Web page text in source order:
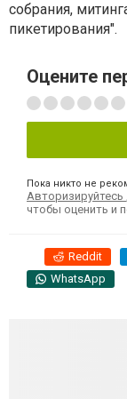
собрания,
пикетирования".
Оцените
Пока никто не
Авторизируйтесь
чтобы оценить и
Reddit
WhatsApp